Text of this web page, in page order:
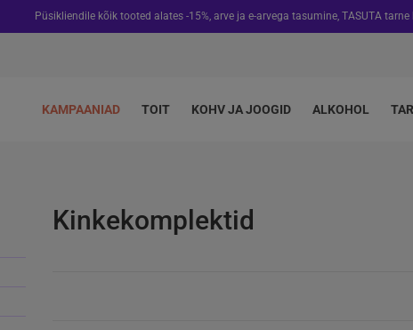
Püsikliendile kõik tooted alates -15%, arve ja e-arvega tasumine, TASUTA
KAMPAANIAD TOIT KOHV JA JOOGID ALKOHOL
Kinkekomplektid